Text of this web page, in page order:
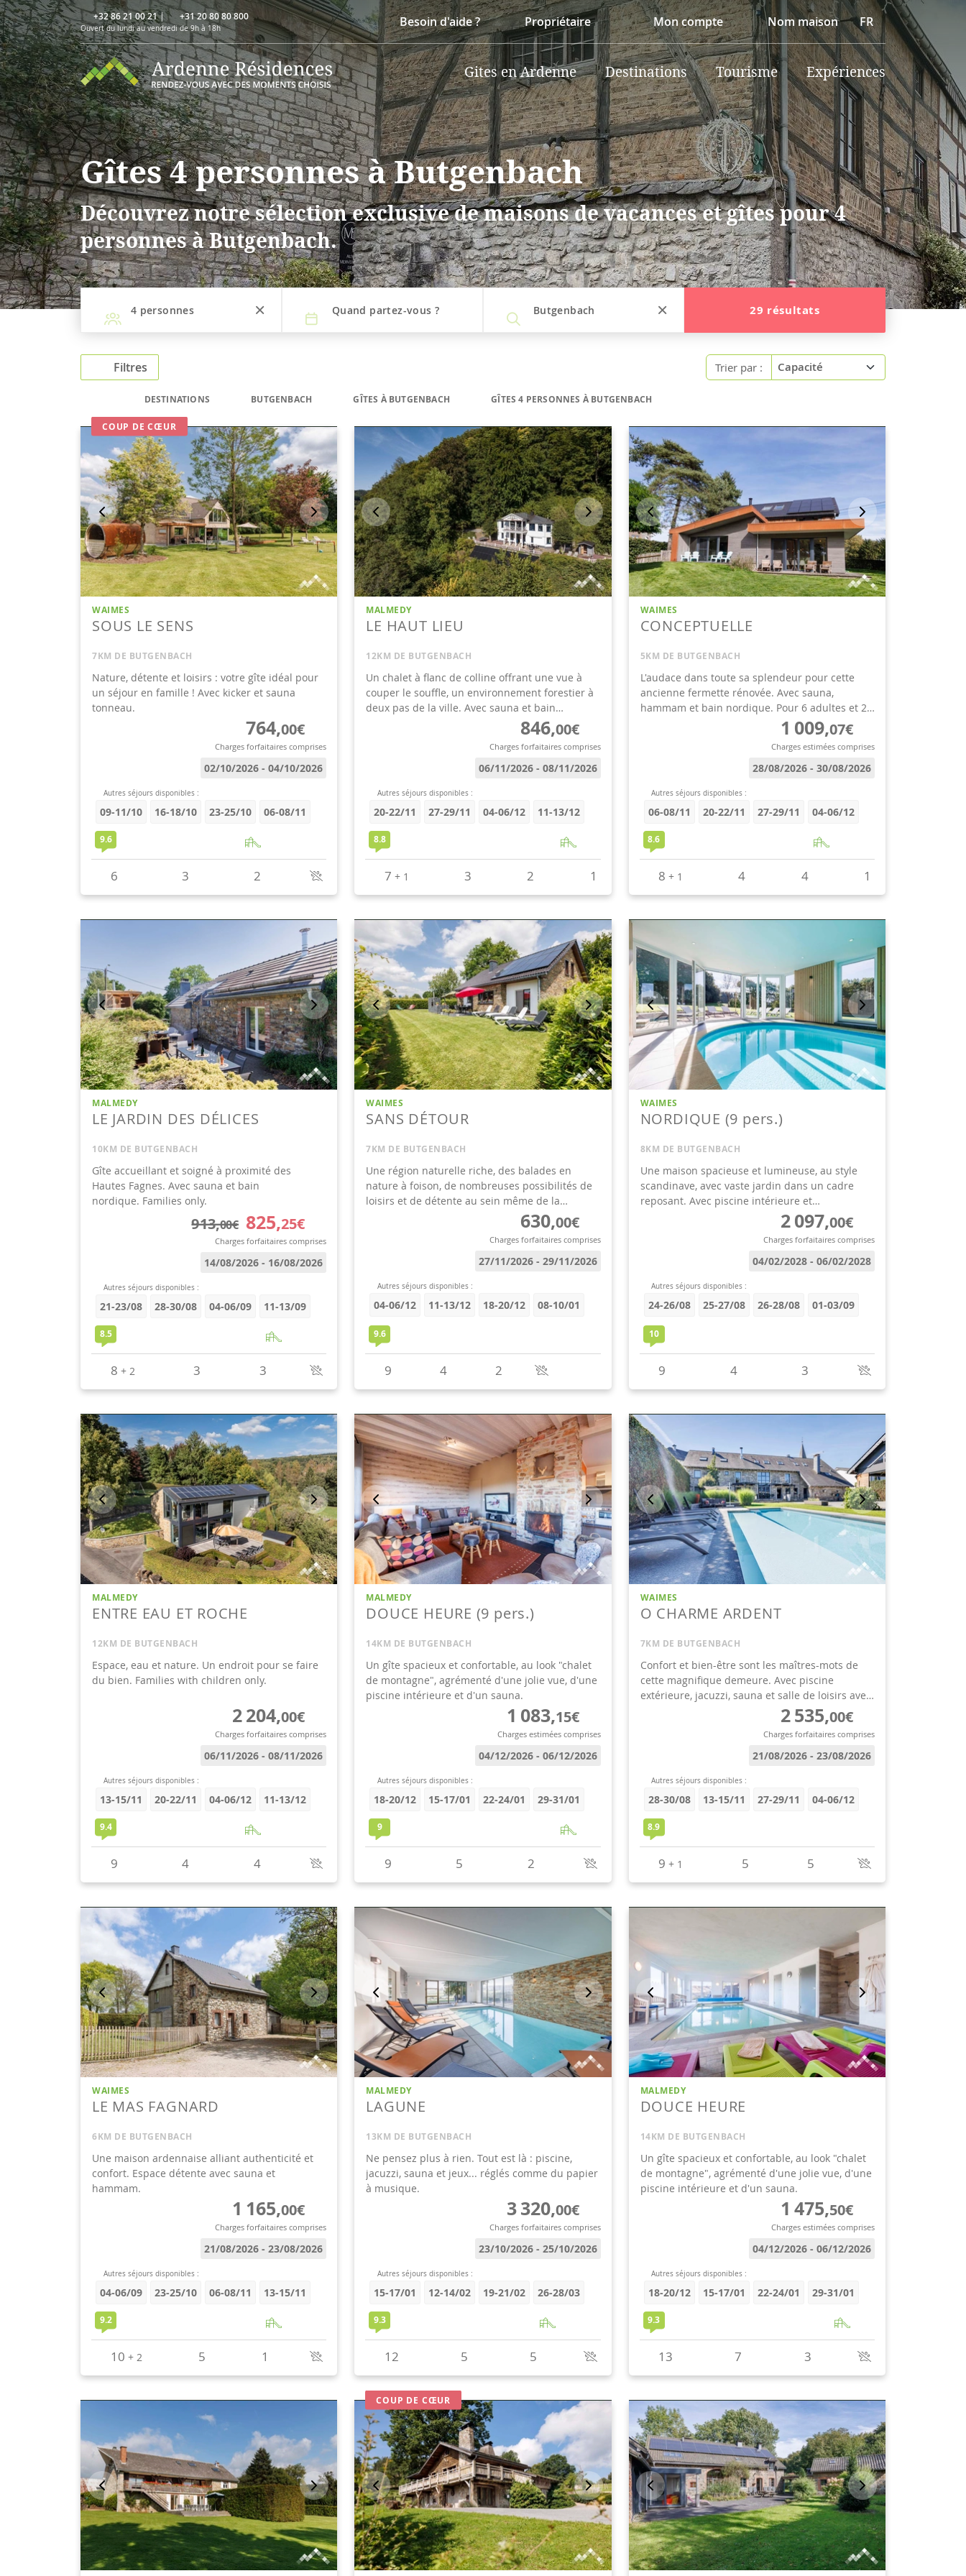
+32 86 21 00 21| +31 20 80 80 800
Ouvert du lundi au vendredi de 9h à 18h Besoin d'aide ? Propriétaire Mon compte Nom maison FR
Gites en Ardenne Destinations Tourisme Expériences
Gîtes 4 personnes à Butgenbach
Découvrez notre sélection exclusive de maisons de vacances et gîtes pour 4
personnes à Butgenbach.
4 personnes Quand partez-vous ? Butgenbach 29 résultats
Filtres Trier par :
DESTINATIONS BUTGENBACH GÎTES À BUTGENBACH GÎTES 4 PERSONNES À BUTGENBACH